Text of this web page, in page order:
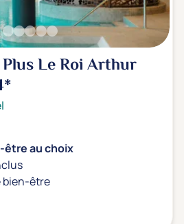
Le Roi Arthur
être au choix
bien-être